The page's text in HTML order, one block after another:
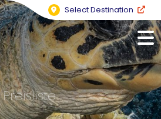
Select Destination
Preisliste